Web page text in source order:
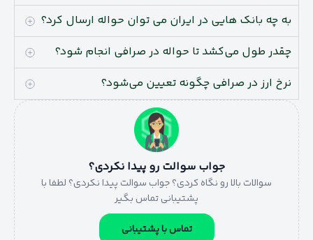
به چه بانک هایی در ایران می توان حواله ارسال کرد؟
چقدر طول می‌کشد تا حواله در صرافی انجام شود؟
نرخ ارز در صرافی چگونه تعیین می‌شود؟
جواب سوالت رو پیدا نکردی؟
سوالات بالا رو نگاه کردی؟ جواب سوالت پیدا نکردی؟ لطفا با
پشتیبانی تماس بگیر
تماس با پشتیبانی